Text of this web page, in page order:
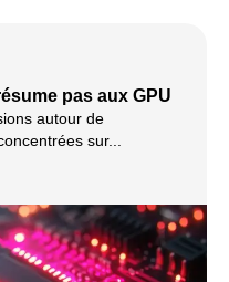
pas aux GPU
autour de
sur...